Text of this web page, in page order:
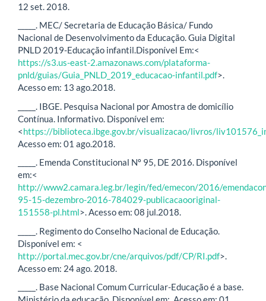
12 set. 2018.
_____. MEC/ Secretaria de Educação Básica/ Fundo
Nacional de Desenvolvimento da Educação. Guia Digital
PNLD 2019-Educação infantil.Disponível Em:<
https://s3.us-east-2.amazonaws.com/plataforma-
pnld/guias/Guia_PNLD_2019_educacao-infantil.pdf>.
Acesso em: 13 ago.2018.
_____. IBGE. Pesquisa Nacional por Amostra de domicílio
Contínua. Informativo. Disponível em:
<https://biblioteca.ibge.gov.br/visualizacao/livros/
Acesso em: 01 ago.2018.
_____. Emenda Constitucional Nº 95, DE 2016. Disponível
em:<
http://www2.camara.leg.br/legin/fed/emecon/2016/
95-15-dezembro-2016-784029-publicacaooriginal-
151558-pl.html>. Acesso em: 08 jul.2018.
_____. Regimento do Conselho Nacional de Educação.
Disponível em: <
http://portal.mec.gov.br/cne/arquivos/pdf/CP/RI.pdf>.
Acesso em: 24 ago. 2018.
_____. Base Nacional Comum Curricular-Educação é a base.